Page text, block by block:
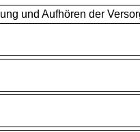
und Aufhören der